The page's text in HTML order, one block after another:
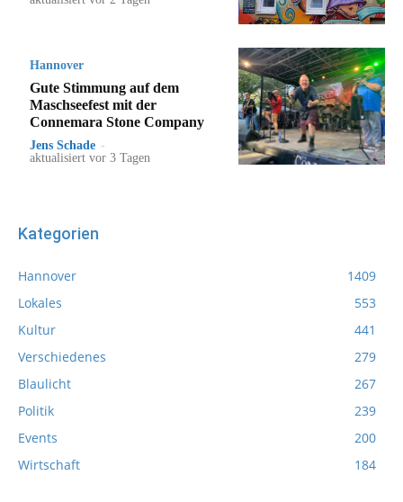
Hannover
Gute Stimmung auf dem
Maschseefest mit der
Connemara Stone Company
Jens Schade -
aktualisiert vor 3 Tagen
Kategorien
Hannover
1409
Lokales
553
Kultur
441
Verschiedenes
279
Blaulicht
267
Politik
239
Events
200
Wirtschaft
184